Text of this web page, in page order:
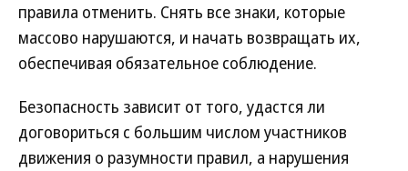
правила отменить. Снять все знаки, которые
массово нарушаются, и начать возвращать их,
обеспечивая обязательное соблюдение.
Безопасность зависит от того, удастся ли
договориться с большим числом участников
движения о разумности правил, а нарушения